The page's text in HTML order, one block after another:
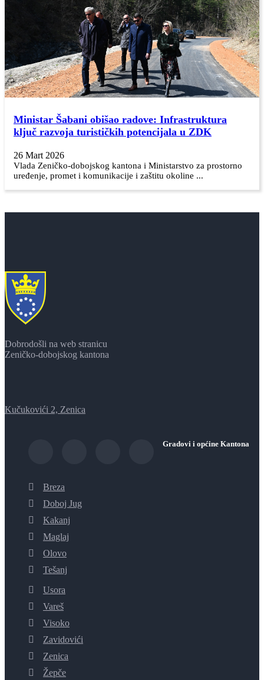
Ministar Šabani obišao radove: Infrastruktura
ključ razvoja turističkih potencijala u ZDK
26 Mart 2026
Vlada Zeničko-dobojskog kantona i Ministarstvo za prostorno
uređenje, promet i komunikacije i zaštitu okoline ...
Dobrodošli na web stranicu
Zeničko-dobojskog kantona
Kučukovići 2, Zenica
Gradovi i općine Kantona
Breza
Doboj Jug
Kakanj
Maglaj
Olovo
Tešanj
Usora
Vareš
Visoko
Zavidovići
Zenica
Žepče